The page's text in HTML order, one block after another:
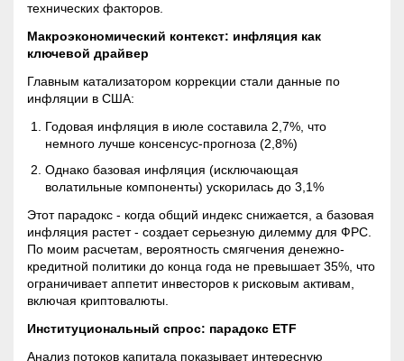
технических факторов.
Макроэкономический контекст: инфляция как
ключевой драйвер
Главным катализатором коррекции стали данные по
инфляции в США:
Годовая инфляция в июле составила 2,7%, что
немного лучше консенсус-прогноза (2,8%)
Однако базовая инфляция (исключающая
волатильные компоненты) ускорилась до 3,1%
Этот парадокс - когда общий индекс снижается, а базовая
инфляция растет - создает серьезную дилемму для ФРС.
По моим расчетам, вероятность смягчения денежно-
кредитной политики до конца года не превышает 35%, что
ограничивает аппетит инвесторов к рисковым активам,
включая криптовалюты.
Институциональный спрос: парадокс ETF
Анализ потоков капитала показывает интересную